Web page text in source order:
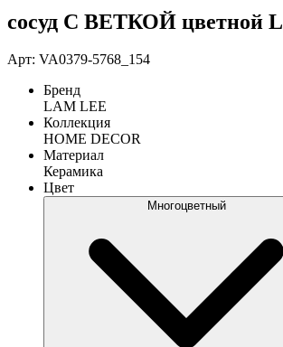
сосуд С ВЕТКОЙ цветной L
Арт: VA0379-5768_154
Бренд
LAM LEE
Коллекция
HOME DECOR
Материал
Керамика
Цвет
Многоцветный